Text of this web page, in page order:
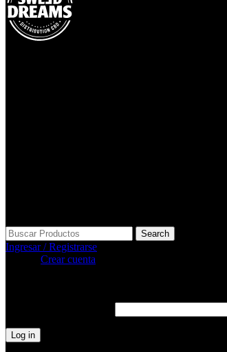
Search
Ingresar / Registrarse
Crear cuenta
Log in